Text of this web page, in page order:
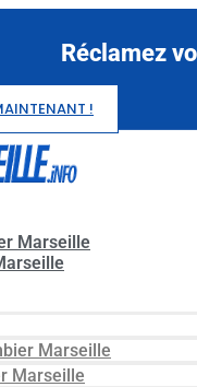
Réclamez
!
Marseille
Marseille
Marseille